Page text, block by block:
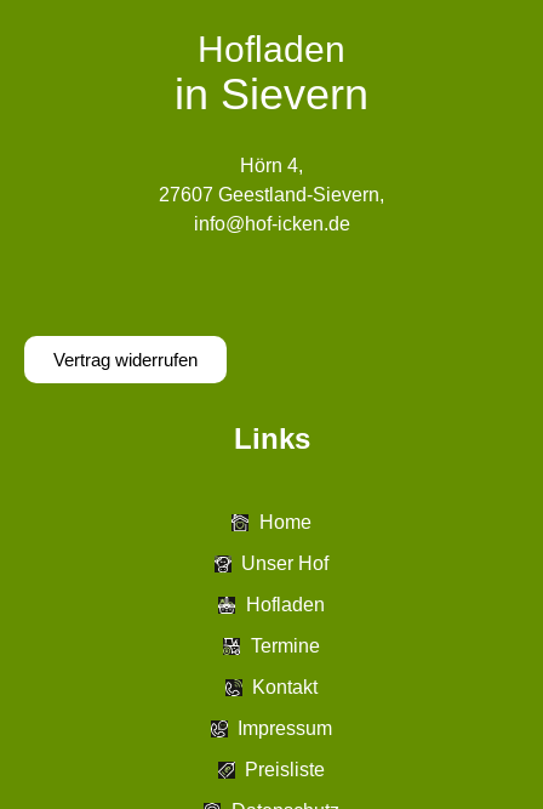
Hofladen
in Sievern
Hörn 4,
27607 Geestland-Sievern,
info@hof-icken.de
Vertrag widerrufen
Links
Home
Unser Hof
Hofladen
Termine
Kontakt
Impressum
Preisliste